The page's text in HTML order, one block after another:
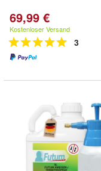
69,99 €
Kostenloser Versand
3